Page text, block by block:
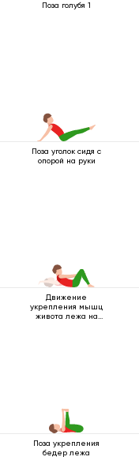
Поза голубя 1
Поза уголок сидя с
опорой на руки
Движение
укрепления мышц
живота лежа на
Поза укрепления
бедер лежа